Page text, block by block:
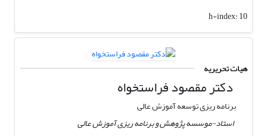
h-index:10
هیات تحریریه
دکتر مقصود فراستخواه
برنامه ریزی توسعه آموزش عالی
استاد-موسسه پژوهش و برنامه ریزی آموزش عالی